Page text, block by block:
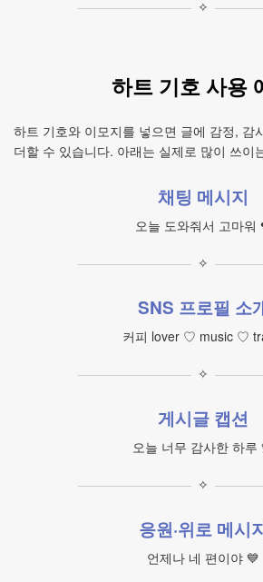
✧
하트 기호 사용
하트 기호와 이모지를 넣으면 글에 감정, 감
더할 수 있습니다. 아래는 실제로 많이 쓰이
채팅 메시지
오늘 도와줘서 고마워
✧
SNS 프로필 소
커피 lover ♡ music ♡
✧
게시글 캡션
오늘 너무 감사한 하루
✧
응원·위로 메시
언제나 네 편이야 💙